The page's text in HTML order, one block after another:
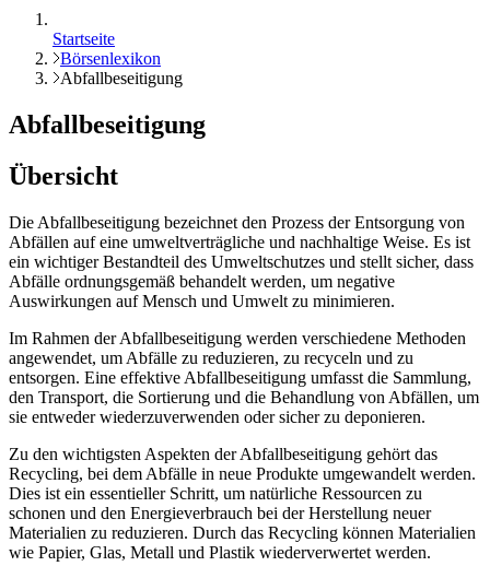
Startseite
Börsenlexikon
Abfallbeseitigung
Abfallbeseitigung
Übersicht
Die Abfallbeseitigung bezeichnet den Prozess der Entsorgung von
Abfällen auf eine umweltverträgliche und nachhaltige Weise. Es ist
ein wichtiger Bestandteil des Umweltschutzes und stellt sicher, dass
Abfälle ordnungsgemäß behandelt werden, um negative
Auswirkungen auf Mensch und Umwelt zu minimieren.
Im Rahmen der Abfallbeseitigung werden verschiedene Methoden
angewendet, um Abfälle zu reduzieren, zu recyceln und zu
entsorgen. Eine effektive Abfallbeseitigung umfasst die Sammlung,
den Transport, die Sortierung und die Behandlung von Abfällen, um
sie entweder wiederzuverwenden oder sicher zu deponieren.
Zu den wichtigsten Aspekten der Abfallbeseitigung gehört das
Recycling, bei dem Abfälle in neue Produkte umgewandelt werden.
Dies ist ein essentieller Schritt, um natürliche Ressourcen zu
schonen und den Energieverbrauch bei der Herstellung neuer
Materialien zu reduzieren. Durch das Recycling können Materialien
wie Papier, Glas, Metall und Plastik wiederverwertet werden.